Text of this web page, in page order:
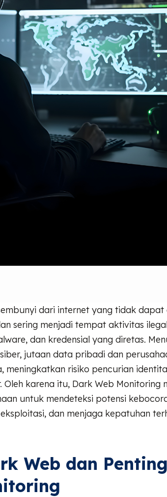
dari internet yang tidak dapat
sering menjadi tempat aktivitas
dan kredensial yang diretas.
jutaan data pribadi dan
meningkatkan risiko pencurian
Oleh karena itu, Dark Web Monitoring
untuk mendeteksi potensi
dan menjaga kepatuhan
Web dan